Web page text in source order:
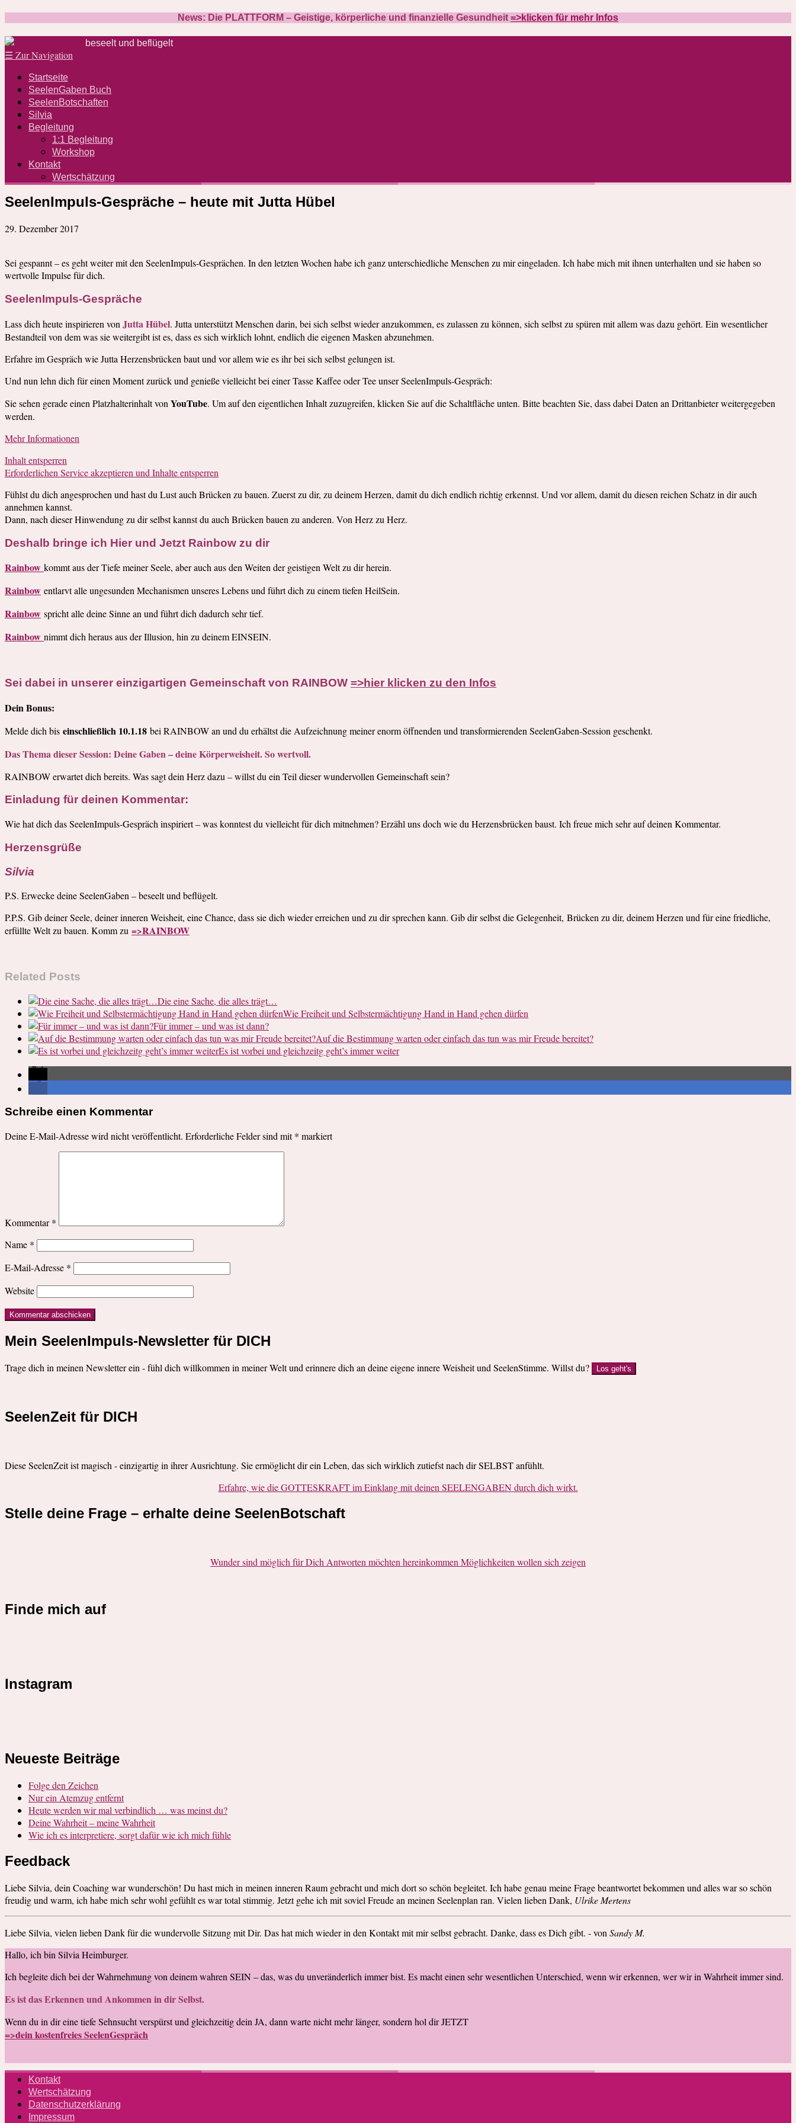
News: Die PLATTFORM – Geistige, körperliche und finanzielle Gesundheit =>klicken für mehr Infos
beseelt und beflügelt
☰ Zur Navigation
Startseite
SeelenGaben Buch
SeelenBotschaften
Silvia
Begleitung
1:1 Begleitung
Workshop
Kontakt
Wertschätzung
SeelenImpuls-Gespräche – heute mit Jutta Hübel
29. Dezember 2017
Sei gespannt – es geht weiter mit den SeelenImpuls-Gesprächen. In den letzten Wochen habe ich ganz unterschiedliche Menschen zu mir eingeladen. Ich habe mich mit ihnen unterhalten und sie haben so
wertvolle Impulse für dich.
SeelenImpuls-Gespräche
Lass dich heute inspirieren von Jutta Hübel. Jutta unterstützt Menschen darin, bei sich selbst wieder anzukommen, es zulassen zu können, sich selbst zu spüren mit allem was dazu gehört. Ein wesentlicher
Bestandteil von dem was sie weitergibt ist es, dass es sich wirklich lohnt, endlich die eigenen Masken abzunehmen.
Erfahre im Gespräch wie Jutta Herzensbrücken baut und vor allem wie es ihr bei sich selbst gelungen ist.
Und nun lehn dich für einen Moment zurück und genieße vielleicht bei einer Tasse Kaffee oder Tee unser SeelenImpuls-Gespräch:
Sie sehen gerade einen Platzhalterinhalt von YouTube. Um auf den eigentlichen Inhalt zuzugreifen, klicken Sie auf die Schaltfläche unten. Bitte beachten Sie, dass dabei Daten an Drittanbieter weitergegeben
werden.
Mehr Informationen
Inhalt entsperren
Erforderlichen Service akzeptieren und Inhalte entsperren
Fühlst du dich angesprochen und hast du Lust auch Brücken zu bauen. Zuerst zu dir, zu deinem Herzen, damit du dich endlich richtig erkennst. Und vor allem, damit du diesen reichen Schatz in dir auch
annehmen kannst.
Dann, nach dieser Hinwendung zu dir selbst kannst du auch Brücken bauen zu anderen. Von Herz zu Herz.
Deshalb bringe ich Hier und Jetzt Rainbow zu dir
Rainbow kommt aus der Tiefe meiner Seele, aber auch aus den Weiten der geistigen Welt zu dir herein.
Rainbow entlarvt alle ungesunden Mechanismen unseres Lebens und führt dich zu einem tiefen HeilSein.
Rainbow spricht alle deine Sinne an und führt dich dadurch sehr tief.
Rainbow nimmt dich heraus aus der Illusion, hin zu deinem EINSEIN.
Sei dabei in unserer einzigartigen Gemeinschaft von RAINBOW =>hier klicken zu den Infos
Dein Bonus:
Melde dich bis einschließlich 10.1.18 bei RAINBOW an und du erhältst die Aufzeichnung meiner enorm öffnenden und transformierenden SeelenGaben-Session geschenkt.
Das Thema dieser Session: Deine Gaben – deine Körperweisheit. So wertvoll.
RAINBOW erwartet dich bereits. Was sagt dein Herz dazu – willst du ein Teil dieser wundervollen Gemeinschaft sein?
Einladung für deinen Kommentar:
Wie hat dich das SeelenImpuls-Gespräch inspiriert – was konntest du vielleicht für dich mitnehmen? Erzähl uns doch wie du Herzensbrücken baust. Ich freue mich sehr auf deinen Kommentar.
Herzensgrüße
Silvia
P.S. Erwecke deine SeelenGaben – beseelt und beflügelt.
P.P.S. Gib deiner Seele, deiner inneren Weisheit, eine Chance, dass sie dich wieder erreichen und zu dir sprechen kann. Gib dir selbst die Gelegenheit, Brücken zu dir, deinem Herzen und für eine friedliche,
erfüllte Welt zu bauen. Komm zu =>RAINBOW
Related Posts
Die eine Sache, die alles trägt…
Wie Freiheit und Selbstermächtigung Hand in Hand gehen dürfen
Für immer – und was ist dann?
Auf die Bestimmung warten oder einfach das tun was mir Freude bereitet?
Es ist vorbei und gleichzeitg geht’s immer weiter
Schreibe einen Kommentar
Deine E-Mail-Adresse wird nicht veröffentlicht. Erforderliche Felder sind mit* markiert
Kommentar*
Name *
E-Mail-Adresse *
Website
Mein SeelenImpuls-Newsletter für DICH
Trage dich in meinen Newsletter ein - fühl dich willkommen in meiner Welt und erinnere dich an deine eigene innere Weisheit und SeelenStimme. Willst du? Los geht's
SeelenZeit für DICH
Diese SeelenZeit ist magisch - einzigartig in ihrer Ausrichtung. Sie ermöglicht dir ein Leben, das sich wirklich zutiefst nach dir SELBST anfühlt.
Erfahre, wie die GOTTESKRAFT im Einklang mit deinen SEELENGABEN durch dich wirkt.
Stelle deine Frage – erhalte deine SeelenBotschaft
Wunder sind möglich für Dich Antworten möchten hereinkommen Möglichkeiten wollen sich zeigen
Finde mich auf
Instagram
Neueste Beiträge
Folge den Zeichen
Nur ein Atemzug entfernt
Heute werden wir mal verbindlich … was meinst du?
Deine Wahrheit – meine Wahrheit
Wie ich es interpretiere, sorgt dafür wie ich mich fühle
Feedback
Liebe Silvia, dein Coaching war wunderschön! Du hast mich in meinen inneren Raum gebracht und mich dort so schön begleitet. Ich habe genau meine Frage beantwortet bekommen und alles war so schön
freudig und warm, ich habe mich sehr wohl gefühlt es war total stimmig. Jetzt gehe ich mit soviel Freude an meinen Seelenplan ran. Vielen lieben Dank, Ulrike Mertens
Liebe Silvia, vielen lieben Dank für die wundervolle Sitzung mit Dir. Das hat mich wieder in den Kontakt mit mir selbst gebracht. Danke, dass es Dich gibt. - von Sandy M.
Hallo, ich bin Silvia Heimburger.
Ich begleite dich bei der Wahrnehmung von deinem wahren SEIN – das, was du unveränderlich immer bist. Es macht einen sehr wesentlichen Unterschied, wenn wir erkennen, wer wir in Wahrheit immer sind.
Es ist das Erkennen und Ankommen in dir Selbst.
Wenn du in dir eine tiefe Sehnsucht verspürst und gleichzeitig dein JA, dann warte nicht mehr länger, sondern hol dir JETZT
=>dein kostenfreies SeelenGespräch
Kontakt
Wertschätzung
Datenschutzerklärung
Impressum